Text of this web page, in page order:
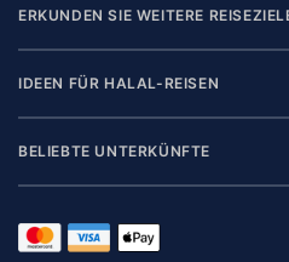
ERKUNDEN SIE WEITERE
IDEEN FÜR HALAL-REISEN
BELIEBTE UNTERKÜNFTE